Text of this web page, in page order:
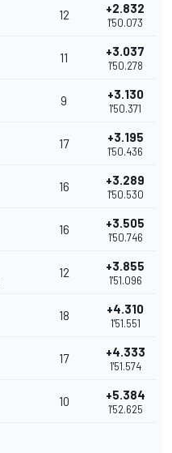
12 +2.832
1'50.073
11 +3.037
1'50.278
9 +3.130
1'50.371
17 +3.195
1'50.436
16 +3.289
1'50.530
16 +3.505
1'50.746
12 +3.855
1'51.096
18 +4.310
1'51.551
17 +4.333
1'51.574
10 +5.384
1'52.625